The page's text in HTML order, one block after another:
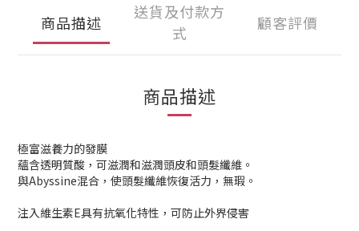
商品描述
送貨及付款方
式
顧客評價
商品描述
極富滋養力的發膜
蘊含透明質酸，可滋潤和滋潤頭皮和頭髮纖維。
與Abyssine混合，使頭髮纖維恢復活力，無瑕。
注入維生素E具有抗氧化特性，可防止外界侵害